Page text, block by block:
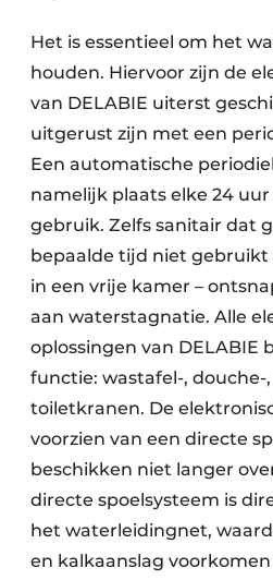
Het is essentieel om het
houden. Hiervoor zijn de
van DELABIE uiterst
uitgerust zijn met een
Een automatische
namelijk plaats elke 24
gebruik. Zelfs sanitair dat
bepaalde tijd niet gebruikt
in een vrije kamer –
aan waterstagnatie. Alle
oplossingen van DELABIE
functie: wastafel-, douche-
toiletkranen. De
voorzien van een directe
beschikken niet langer
directe spoelsysteem is
het waterleidingnet,
en kalkaanslag